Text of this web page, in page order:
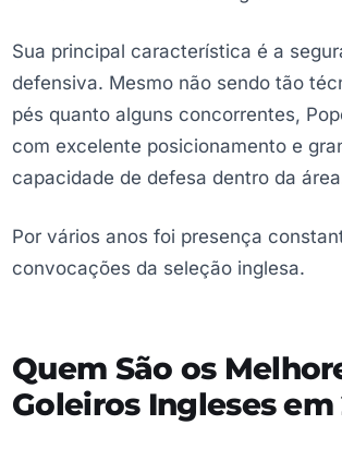
Sua principal característica é a
defensiva. Mesmo não sendo tão
pés quanto alguns concorrentes,
com excelente posicionamento e
capacidade de defesa dentro da
Por vários anos foi presença
convocações da seleção inglesa.
Quem São os
Goleiros Ingleses em